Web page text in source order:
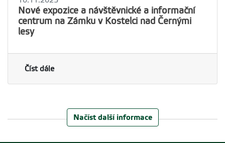
Nové expozice a návštěvnické a informační
centrum na Zámku v Kostelci nad Černými
lesy
Číst dále
Načíst další informace